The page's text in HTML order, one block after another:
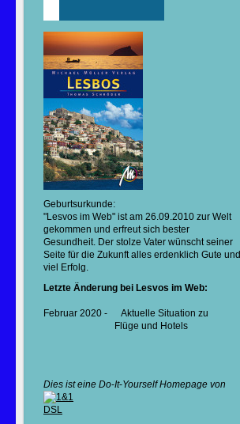
Geburtsurkunde:
"Lesvos im Web" ist am 26.09.2010 zur Welt
gekommen und erfreut sich bester
Gesundheit. Der stolze Vater wünscht seiner
Seite für die Zukunft alles erdenklich Gute und
viel Erfolg.
Letzte Änderung bei Lesvos im Web:
Februar 2020 - Aktuelle Situation zu
Flüge und Hotels
Dies ist eine Do-It-Yourself Homepage von